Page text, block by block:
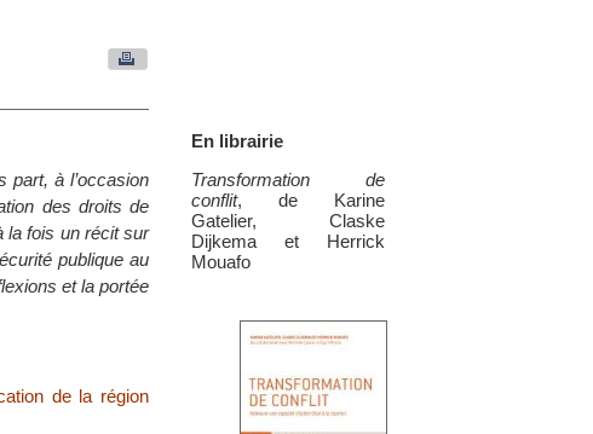
En librairie
Transformation de
conflit, de Karine
Gatelier, Claske
Dijkema et Herrick
Mouafo
part, à l’occasion
des droits de
la fois un récit sur
publique au
et la portée
de la région